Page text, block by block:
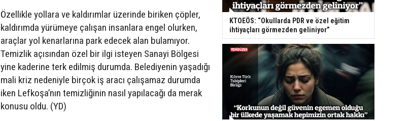
Özellikle yollara ve kaldırımlar üzerinde biriken çöpler,
kaldırımda yürümeye çalışan insanlara engel olurken,
araçlar yol kenarlarına park edecek alan bulamıyor.
Temizlik açısından özel bir ilgi isteyen Sanayi Bölgesi
yine kaderine terk edilmiş durumda. Belediyenin yaşadığı
mali kriz nedeniyle birçok iş aracı çalışamaz durumda
iken Lefkoşa’nın temizliğinin nasıl yapılacağı da merak
konusu oldu. (YD)
KTOEÖS: “Okullarda PDR ve özel eğitim
ihtiyaçları görmezden geliniyor”